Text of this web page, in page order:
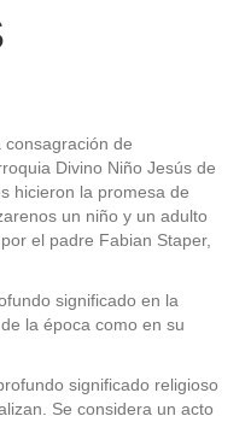
consagración de
Divino Niño Jesús de
hicieron la promesa de
un niño y un adulto
el padre Fabian Staper,
significado en la
la época como en su
significado religioso
Se considera un acto